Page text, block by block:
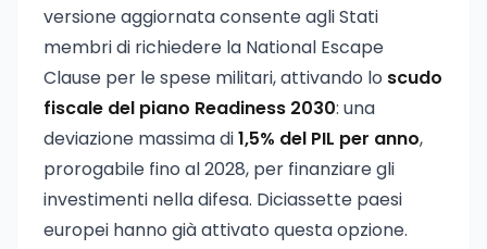
versione aggiornata consente agli Stati
membri di richiedere la National Escape
Clause per le spese militari, attivando lo scudo
fiscale del piano Readiness 2030: una
deviazione massima di1,5% del PIL per anno,
prorogabile fino al 2028, per finanziare gli
investimenti nella difesa. Diciassette paesi
europei hanno già attivato questa opzione.